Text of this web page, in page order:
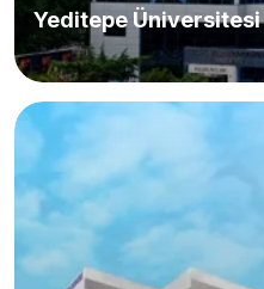
Yeditepe Üniversitesi